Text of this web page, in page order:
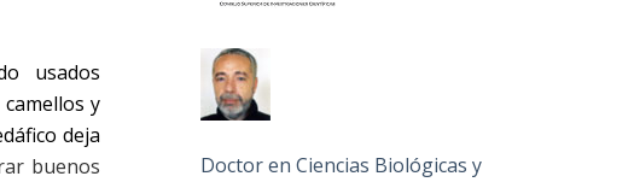
usados
y
deja
buenos
Doctor en Ciencias Biológicas y